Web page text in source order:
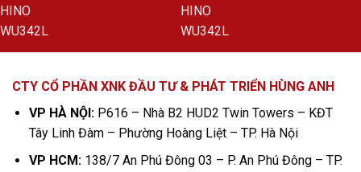
CTY CỔ PHẦN XNK ĐẦU TƯ & PHÁT TRIỂN HÙNG ANH
VP HÀ NỘI:P616 – Nhà B2 HUD2 Twin Towers – KĐT
Tây Linh Đàm – Phường Hoàng Liệt – TP. Hà Nội
VP HCM:138/7 An Phú Đông 03 – P. An Phú Đông – TP.